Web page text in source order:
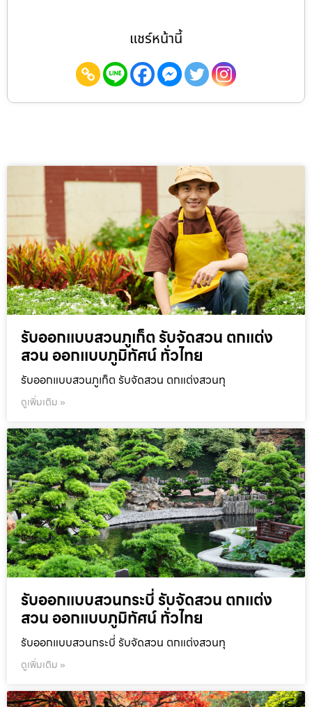
แชร์หน้านี้
รับออกแบบสวนภูเก็ต รับจัดสวน ตกแต่ง
สวน ออกแบบภูมิทัศน์ ทั่วไทย
รับออกแบบสวนภูเก็ต รับจัดสวน ตกแต่งสวนทุ
ดูเพิ่มเติม »
รับออกแบบสวนกระบี่ รับจัดสวน ตกแต่ง
สวน ออกแบบภูมิทัศน์ ทั่วไทย
รับออกแบบสวนกระบี่ รับจัดสวน ตกแต่งสวนทุ
ดูเพิ่มเติม »